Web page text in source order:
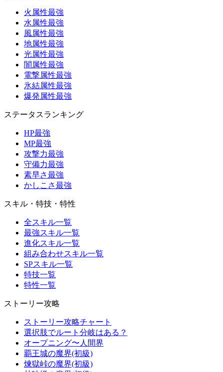
火属性最強
水属性最強
風属性最強
地属性最強
光属性最強
闇属性最強
電撃属性最強
氷結属性最強
爆発属性最強
ステータスランキング
HP最強
MP最強
攻撃力最強
守備力最強
素早さ最強
かしこさ最強
スキル・特技・特性
全スキル一覧
最強スキル一覧
進化スキル一覧
組み合わせスキル一覧
SPスキル一覧
特技一覧
特性一覧
ストーリー攻略
ストーリー攻略チャート
選択肢でルート分岐はある？
オープニング〜人間界
覇王城の魔界(初級)
煉獄峠の魔界(初級)